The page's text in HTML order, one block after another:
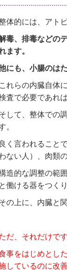
体的には、アト
毒、排毒などの
ます。
にも、小腸のは
これらの内臓自体
査で必要であれ
して、整体での
。
良く言われること
ない人）、肉類
造的な調整の範
と働ける器をつく
の上に、内臓と
だ、それだけで
事をはじめとし
しているのに改